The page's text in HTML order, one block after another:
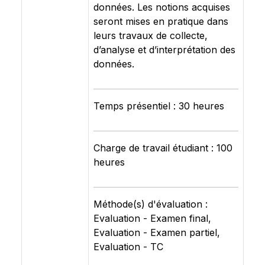
données. Les notions acquises
seront mises en pratique dans
leurs travaux de collecte,
d’analyse et d’interprétation des
données.
Temps présentiel : 30 heures
Charge de travail étudiant : 100
heures
Méthode(s) d'évaluation :
Evaluation - Examen final,
Evaluation - Examen partiel,
Evaluation - TC